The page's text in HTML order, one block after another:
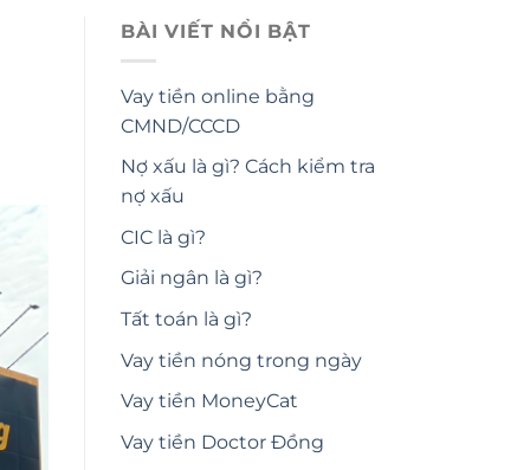
BÀI VIẾT NỔI BẬT
Vay tiền online bằng
CMND/CCCD
Nợ xấu là gì? Cách kiểm tra
nợ xấu
CIC là gì?
Giải ngân là gì?
Tất toán là gì?
Vay tiền nóng trong ngày
Vay tiền MoneyCat
Vay tiền Doctor Đồng